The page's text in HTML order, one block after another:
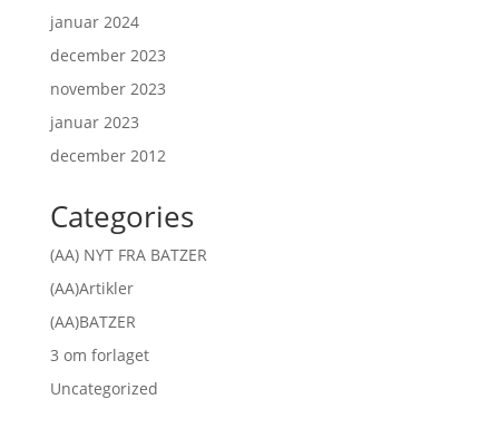
januar 2024
december 2023
november 2023
januar 2023
december 2012
Categories
(AA) NYT FRA BATZER
(AA)Artikler
(AA)BATZER
3 om forlaget
Uncategorized